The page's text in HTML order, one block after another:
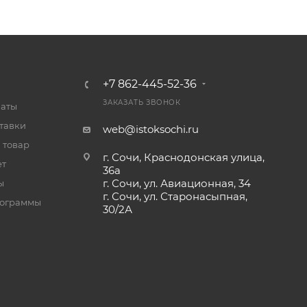
+7 862-445-52-36
ЗАКАЗАТЬ ЗВОНОК
web@istoksochi.ru
г. Сочи, Краснодонская улица,
36а
г. Сочи, ул. Авиационная, 34
г. Сочи, ул. Старонасыпная,
30/2А